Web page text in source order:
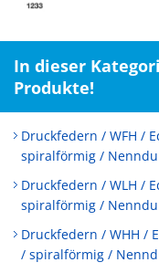
In dieser
Produkte!
Druckfedern / WFH /
spiralförmig /
Druckfedern / WLH /
spiralförmig /
Druckfedern / WHH /
/ spiralförmig /